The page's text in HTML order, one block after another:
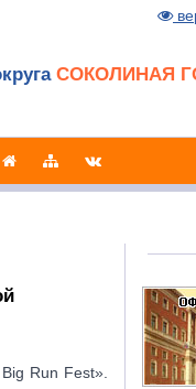
СОКОЛИНАЯ
Run Fest».